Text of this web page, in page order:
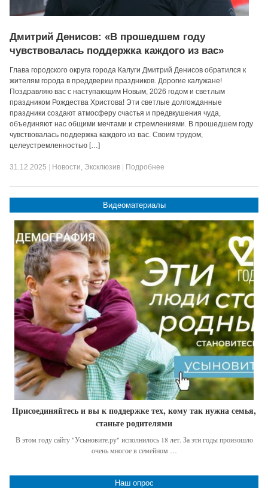
Дмитрий Денисов: «В прошедшем году
чувствовалась поддержка каждого из вас»
Глава городского округа города Калуги Дмитрий Денисов обратился к
жителям города в преддверии праздников. Дорогие калужане!
Поздравляю вас с наступающим Новым, 2026 годом и светлым
праздником Рождества Христова! Эти светлые долгожданные
праздники создают атмосферу счастья и предвкушения чуда,
объединяют нас общими мечтами и стремлениями. В прошедшем году
чувствовалась поддержка каждого из вас. Своим трудом,
целеустремленностью […]
31.12.2025 Новости, Эксклюзив Подробнее
Видеоматериалы
Присоединяйтесь и вы к поддержке тех, кому так нужна семья,
станьте родителями
В этом году сайту "Усыновите.ру" исполнилось 18 лет. За эти годы произошло
очень многое в семейном …
Наш опрос